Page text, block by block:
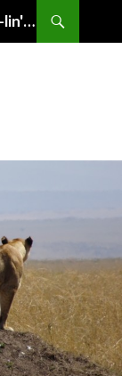
ねむりんさんの人生上質化計画 – Nemu-lin's "Life of Choice"